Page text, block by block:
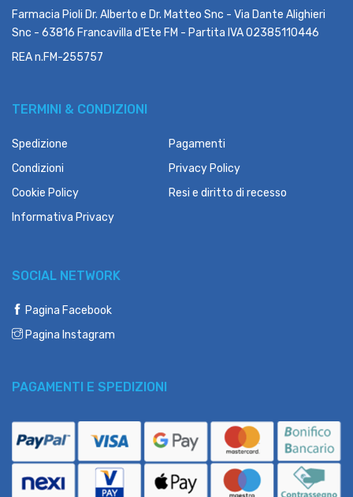
Farmacia Pioli Dr. Alberto e Dr. Matteo Snc - Via Dante Alighieri
Snc - 63816 Francavilla d'Ete FM - Partita IVA 02385110446
REA n.FM-255757
TERMINI & CONDIZIONI
Spedizione
Pagamenti
Condizioni
Privacy Policy
Cookie Policy
Resi e diritto di recesso
Informativa Privacy
SOCIAL NETWORK
Pagina Facebook
Pagina Instagram
PAGAMENTI E SPEDIZIONI